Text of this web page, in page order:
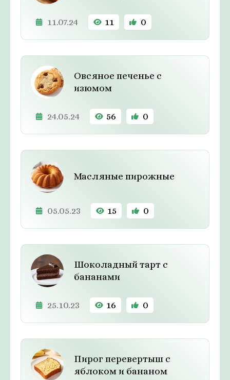
11.07.24 11 0
Овсяное печенье с
изюмом
24.05.24 56 0
Масляные пирожные
05.05.23 15 0
Шоколадный тaрт с
бананами
25.10.23 16 0
Пирог перевертыш с
яблоком и бананом